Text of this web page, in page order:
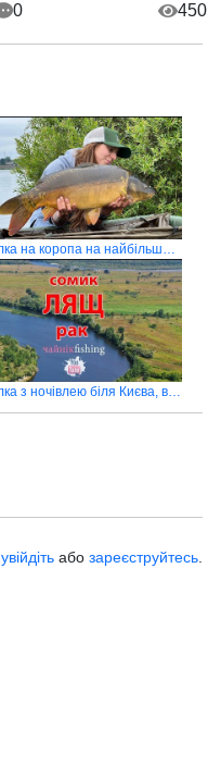
0 450
Рибалка на коропа на найбільшому озері України
Рибалка з ночівлею біля Києва, в районі Погребів
увійдіть або зареєструйтесь